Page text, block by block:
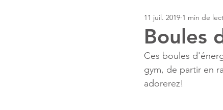
Nos trucs et astuces
Boules
11 juil. 2019 1 min de
Ces boules
gym, de partir en
adorerez!